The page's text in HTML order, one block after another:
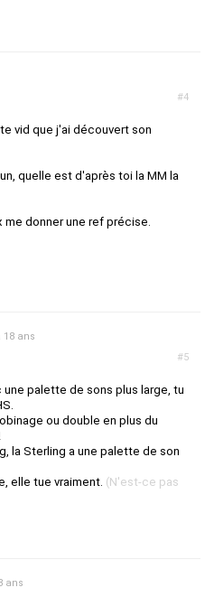
#4
vid que j'ai découvert son
quelle est d'après toi la MM la
me donner une ref précise.
#5
18 ans
palette de sons plus large, tu
ou double en plus du
la Sterling a une palette de son
elle tue vraiment. (N'est-ce pas
ans